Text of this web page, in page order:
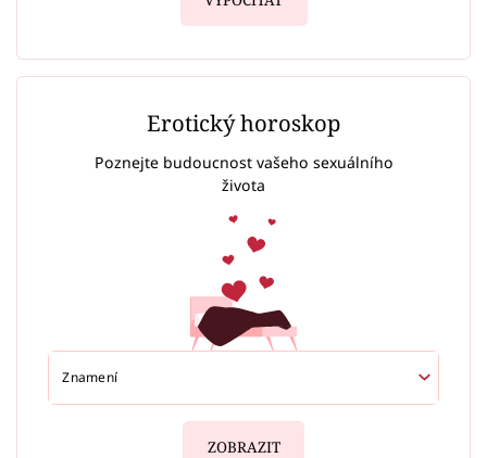
Erotický horoskop
Poznejte budoucnost vašeho sexuálního
života
ZOBRAZIT